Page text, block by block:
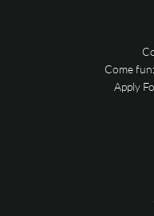
Come
Apply